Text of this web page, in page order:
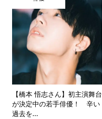
【橋本 悟志さん】初主演舞台
が決定中の若手俳優！ 辛い
過去を...